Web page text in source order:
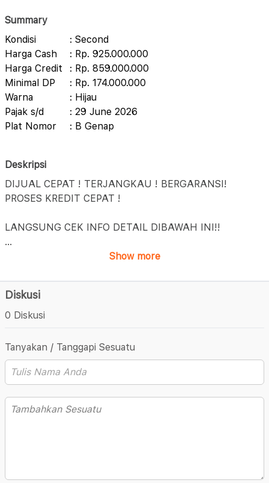
Summary
Kondisi
: Second
Harga Cash
: Rp. 925.000.000
Harga Credit
: Rp. 859.000.000
Minimal DP
: Rp. 174.000.000
Warna
: Hijau
Pajak s/d
: 29 June 2026
Plat Nomor
: B Genap
Deskripsi
DIJUAL CEPAT ! TERJANGKAU ! BERGARANSI!
PROSES KREDIT CEPAT !
LANGSUNG CEK INFO DETAIL DIBAWAH INI!!
...
Show more
Diskusi
0 Diskusi
Tanyakan / Tanggapi Sesuatu